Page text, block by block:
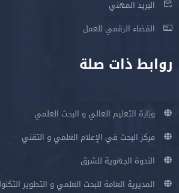
البريد المهني
الفضاء الرقمي للعمل
روابط ذات صلة
وزارة التعليم العالي و البحث العلمي
مركز البحث في الإعلام العلمي و التقني
الندوة الجهوية للشرق
المديرية العامة للبحث العلمي و التطوير